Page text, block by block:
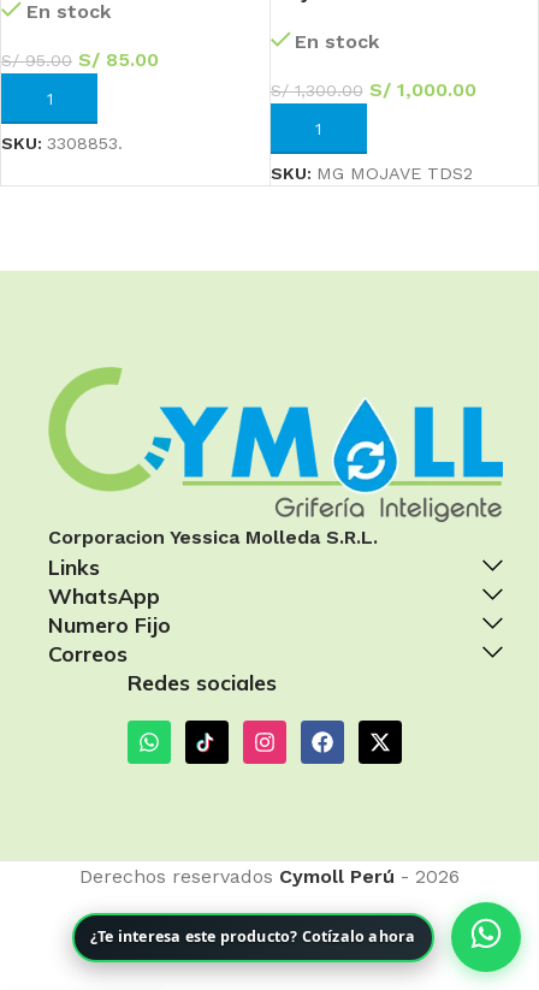
¿Te interesa este producto? Cotízalo ahora
En stock
S/95.00 S/ 85.00
AÑADIR AL CARRITO
SKU: 3308853.
En stock
S/1,300.00 S/1,000.00
AÑADIR AL CARRITO
SKU: MG MOJAVE TDS2
Corporacion Yessica Molleda S.R.L.
Links
WhatsApp
Numero Fijo
Correos
Redes sociales
Derechos reservados Cymoll Perú - 2026